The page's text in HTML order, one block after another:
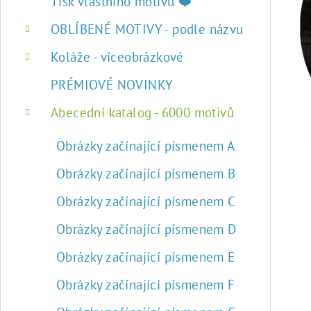
OBLÍBENÉ MOTIVY - podle názvu
Koláže - víceobrázkové
PRÉMIOVÉ NOVINKY
Abecední katalog - 6000 motivů
Obrázky začínající písmenem A
Obrázky začínající písmenem B
Obrázky začínající písmenem C
Obrázky začínající písmenem D
Obrázky začínající písmenem E
Obrázky začínající písmenem F